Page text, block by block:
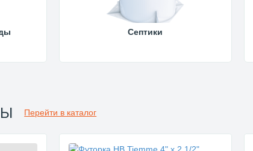
Септики
Перейти в каталог